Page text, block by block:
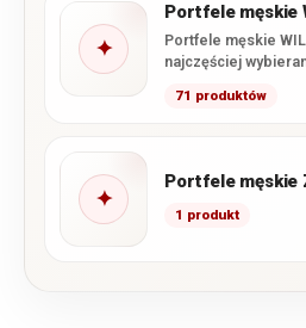
✦
Portfele męskie
Portfele męskie
najczęściej
71 produktów
✦
Portfele męskie
1 produkt